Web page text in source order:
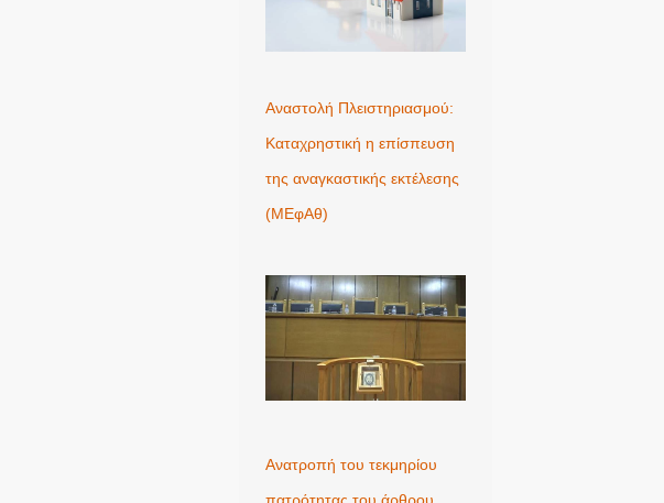
Αναστολή Πλειστηριασμού:
Καταχρηστική η επίσπευση
της αναγκαστικής εκτέλεσης
(ΜΕφΑθ)
Ανατροπή του τεκμηρίου